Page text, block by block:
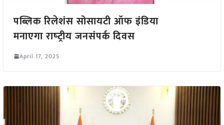
पब्लिक रिलेशंस सोसायटी ऑफ इंडिया
मनाएगा राष्‍ट्रीय जनसंपर्क दिवस
April 17, 2025